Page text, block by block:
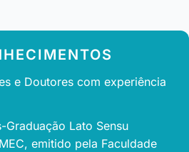
e Doutores com experiência
Lato Sensu
emitido pela Faculdade